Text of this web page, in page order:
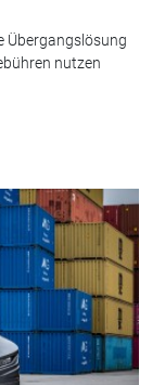
Übergangslösung
nutzen